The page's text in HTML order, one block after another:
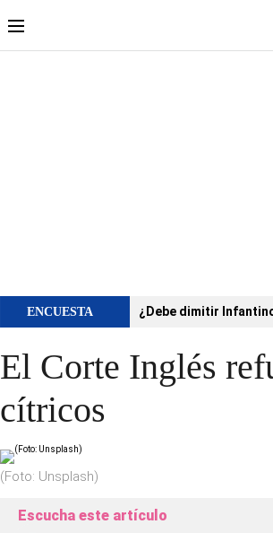
ENCUESTA ¿Debe dimitir
El Corte Inglés
cítricos
(Foto: Unsplash)
Escucha este artículo